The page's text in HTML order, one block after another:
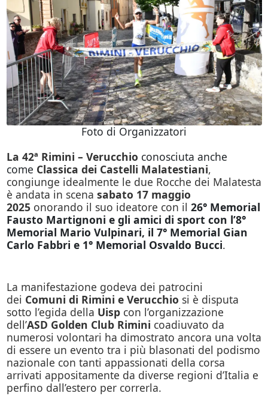
Foto di Organizzatori
La 42ª Rimini – Verucchio conosciuta anche
come Classica dei Castelli Malatestiani,
congiunge idealmente le due Rocche dei Malatesta
è andata in scena sabato 17 maggio
2025onorando il suo ideatore con il 26° Memorial
Fausto Martignoni e gli amici di sport con l’8°
Memorial Mario Vulpinari, il 7° Memorial Gian
Carlo Fabbri e 1° Memorial Osvaldo Bucci.
La manifestazione godeva dei patrocini
dei Comuni di Rimini e Verucchio si è disputa
sotto l’egida della Uispcon l’organizzazione
dell’ASD Golden Club Rimini coadiuvato da
numerosi volontari ha dimostrato ancora una volta
di essere un evento tra i più blasonati del podismo
nazionale con tanti appassionati della corsa
arrivati appositamente da diverse regioni d’Italia e
perfino dall’estero per correrla.